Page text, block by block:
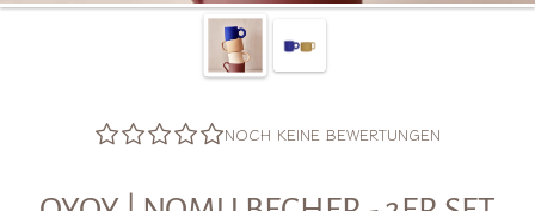
NOCH KEINE BEWERTUNGEN